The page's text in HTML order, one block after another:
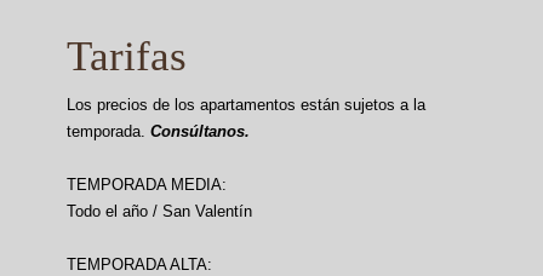
Tarifas
Los precios de los apartamentos están sujetos a la
temporada. Consúltanos.
TEMPORADA MEDIA:
Todo el año / San Valentín
TEMPORADA ALTA: